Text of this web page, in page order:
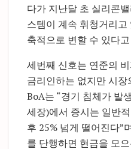
다가 지난달 초 실리콘
스템이 계속 휘청거리
축적으로 변할 수 있다
세번째 신호는 연준의
금리인하는 없지만 시
BoA는 “경기 침체가 발
세장)에서 증시는 일반
후 25% 넘게 떨어진다”
를 단행하면 현금을 모